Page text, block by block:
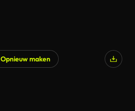
Opnieuw maken